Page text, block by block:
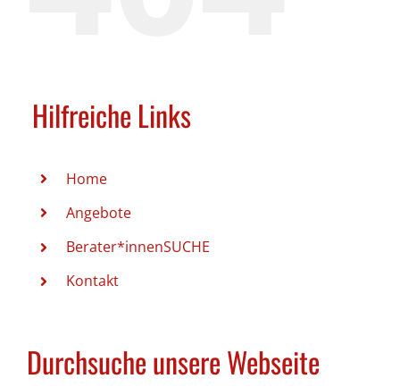
Hilfreiche Links
Home
Angebote
Berater*innenSUCHE
Kontakt
Durchsuche unsere Webseite